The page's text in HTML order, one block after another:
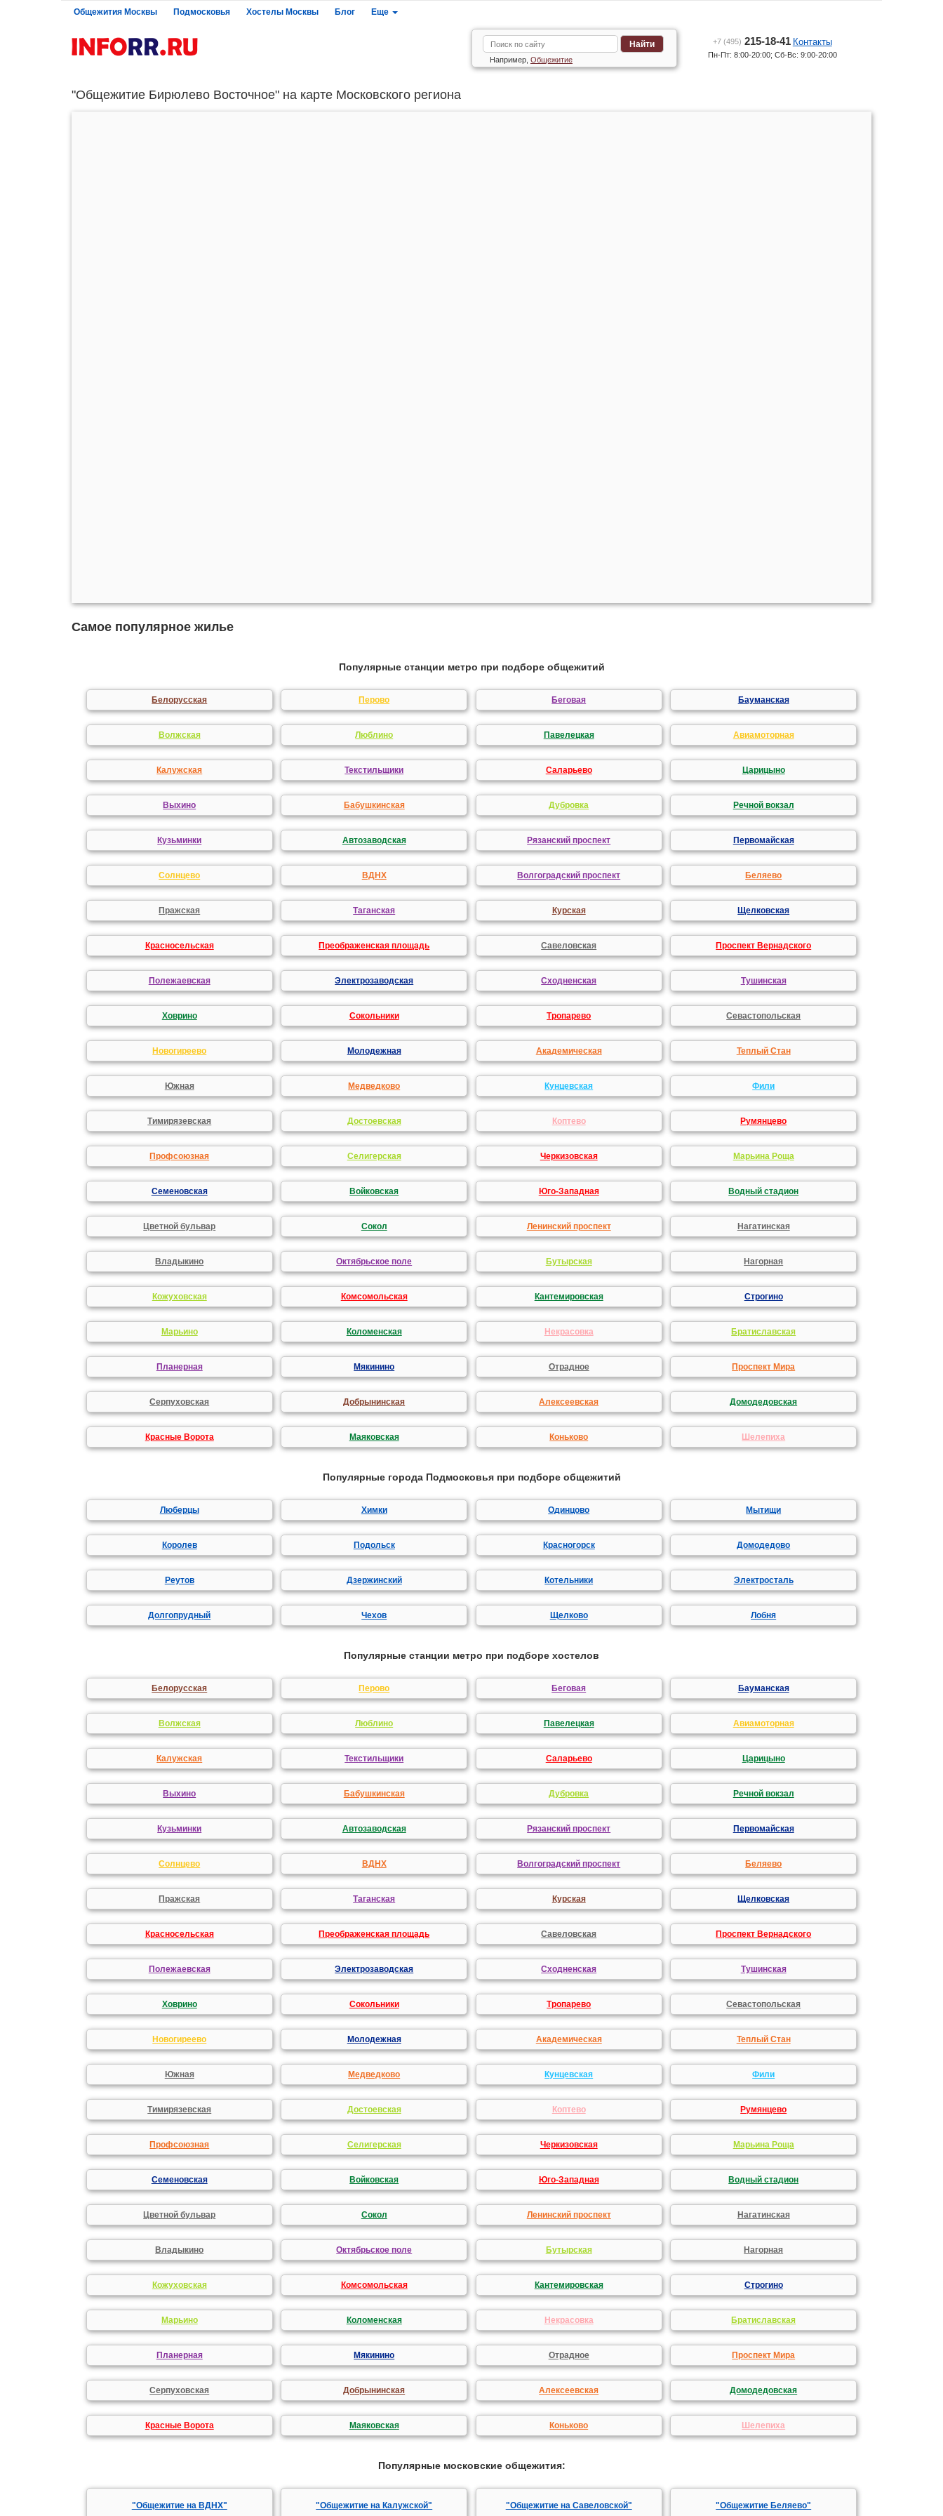
Общежития Москвы Подмосковья Хостелы Москвы Блог Еще
Найти
Например, Общежитие
+7 (495) 215-18-41 Контакты
Пн-Пт: 8:00-20:00; Сб-Вс: 9:00-20:00
"Общежитие Бирюлево Восточное" на карте Московского региона
Самое популярное жилье
Популярные станции метро при подборе общежитий
Белорусская Перово Беговая Бауманская
Волжская Люблино Павелецкая Авиамоторная
Калужская Текстильщики Саларьево Царицыно
Выхино Бабушкинская Дубровка Речной вокзал
Кузьминки Автозаводская Рязанский проспект Первомайская
Солнцево ВДНХ Волгоградский проспект Беляево
Пражская Таганская Курская Щелковская
Красносельская Преображенская площадь Савеловская Проспект Вернадского
Полежаевская Электрозаводская Сходненская Тушинская
Ховрино Сокольники Тропарево Севастопольская
Новогиреево Молодежная Академическая Теплый Стан
Южная Медведково Кунцевская Фили
Тимирязевская Достоевская Коптево Румянцево
Профсоюзная Селигерская Черкизовская Марьина Роща
Семеновская Войковская Юго-Западная Водный стадион
Цветной бульвар Сокол Ленинский проспект Нагатинская
Владыкино Октябрьское поле Бутырская Нагорная
Кожуховская Комсомольская Кантемировская Строгино
Марьино Коломенская Некрасовка Братиславская
Планерная Мякинино Отрадное Проспект Мира
Серпуховская Добрынинская Алексеевская Домодедовская
Красные Ворота Маяковская Коньково Шелепиха
Популярные города Подмосковья при подборе общежитий
Люберцы Химки Одинцово Мытищи
Королев Подольск Красногорск Домодедово
Реутов Дзержинский Котельники Электросталь
Долгопрудный Чехов Щелково Лобня
Популярные станции метро при подборе хостелов
Белорусская Перово Беговая Бауманская
Волжская Люблино Павелецкая Авиамоторная
Калужская Текстильщики Саларьево Царицыно
Выхино Бабушкинская Дубровка Речной вокзал
Кузьминки Автозаводская Рязанский проспект Первомайская
Солнцево ВДНХ Волгоградский проспект Беляево
Пражская Таганская Курская Щелковская
Красносельская Преображенская площадь Савеловская Проспект Вернадского
Полежаевская Электрозаводская Сходненская Тушинская
Ховрино Сокольники Тропарево Севастопольская
Новогиреево Молодежная Академическая Теплый Стан
Южная Медведково Кунцевская Фили
Тимирязевская Достоевская Коптево Румянцево
Профсоюзная Селигерская Черкизовская Марьина Роща
Семеновская Войковская Юго-Западная Водный стадион
Цветной бульвар Сокол Ленинский проспект Нагатинская
Владыкино Октябрьское поле Бутырская Нагорная
Кожуховская Комсомольская Кантемировская Строгино
Марьино Коломенская Некрасовка Братиславская
Планерная Мякинино Отрадное Проспект Мира
Серпуховская Добрынинская Алексеевская Домодедовская
Красные Ворота Маяковская Коньково Шелепиха
Популярные московские общежития:
"Общежитие на ВДНХ" "Общежитие на Калужской" "Общежитие на Савеловской" "Общежитие Беляево"